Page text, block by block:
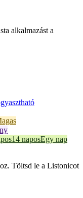
alkalmazást a
14 naposEgy nap
Töltsd le a Listonicot